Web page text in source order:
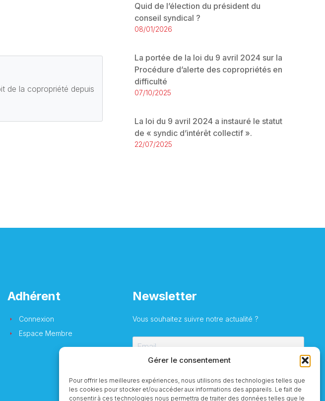
Gérer le consentement
Pour offrir les meilleures expériences, nous utilisons des technologies telles que
les cookies pour stocker et/ou accéder aux informations des appareils. Le fait de
consentir à ces technologies nous permettra de traiter des données telles que le
de la copropriété depuis
Quid de l’élection du président du
conseil syndical ?
08/01/2026
La portée de la loi du 9 avril 2024 sur la
Procédure d’alerte des copropriétés en
difficulté
07/10/2025
La loi du 9 avril 2024 a instauré le statut
de « syndic d’intérêt collectif ».
22/07/2025
Adhérent
Connexion
Espace Membre
Newsletter
Vous souhaitez suivre notre actualité ?